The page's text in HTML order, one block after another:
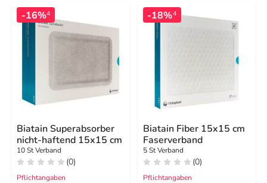
-16%4
Biatain Superabsorber
nicht-haftend 15x15 cm
10 St Verband
(0)
Pflichtangaben
-18%4
Biatain Fiber 15x15 cm
Faserverband
5 St Verband
(0)
Pflichtangaben